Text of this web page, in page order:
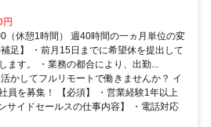
円
（休憩1時間） 週40時間の一ヵ月単位の変
足】 ・前月15日までに希望休を提出して
ます。 ・業務の都合により、出勤...
かしてフルリモートで働きませんか？ イ
員を募集！ 【必須】 ・営業経験1年以上
サイドセールスの仕事内容】 ・電話対応